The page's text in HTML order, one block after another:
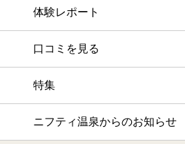
体験レポート
口コミを見る
特集
ニフティ温泉からのお知らせ